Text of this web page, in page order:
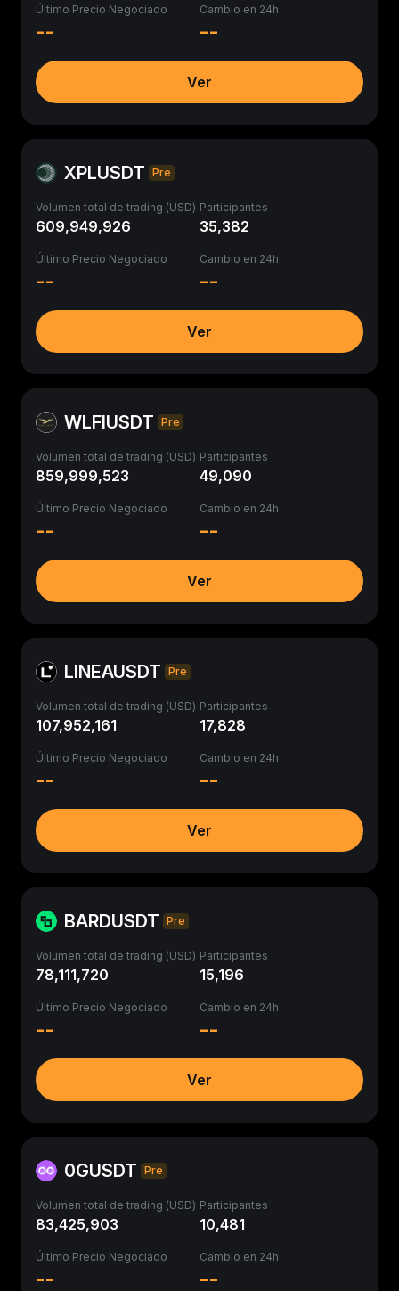
Último Precio Negociado
--
Cambio en 24h
--
Ver
XPLUSDT Pre
Volumen total de trading (USD)
609,949,926
Participantes
35,382
Último Precio Negociado
--
Cambio en 24h
--
Ver
WLFIUSDT Pre
Volumen total de trading (USD)
859,999,523
Participantes
49,090
Último Precio Negociado
--
Cambio en 24h
--
Ver
LINEAUSDT Pre
Volumen total de trading (USD)
107,952,161
Participantes
17,828
Último Precio Negociado
--
Cambio en 24h
--
Ver
BARDUSDT Pre
Volumen total de trading (USD)
78,111,720
Participantes
15,196
Último Precio Negociado
--
Cambio en 24h
--
Ver
0GUSDT Pre
Volumen total de trading (USD)
83,425,903
Participantes
10,481
Último Precio Negociado
--
Cambio en 24h
--